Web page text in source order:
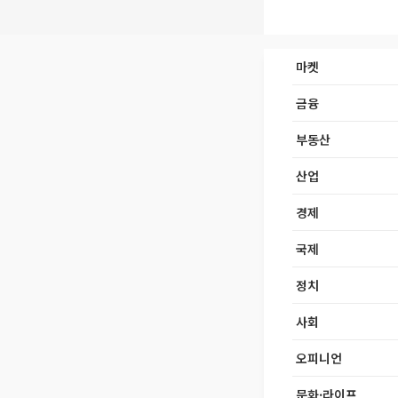
마켓
금융
부동산
산업
경제
국제
정치
사회
오피니언
문화·라이프